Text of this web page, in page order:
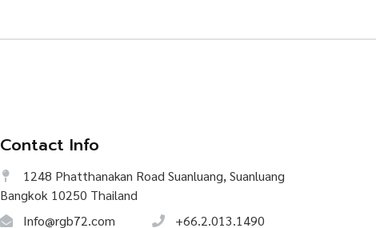
Contact Info
1248 Phatthanakan Road Suanluang, Suanluang
Bangkok 10250 Thailand
Info@rgb72.com
+66.2.013.1490